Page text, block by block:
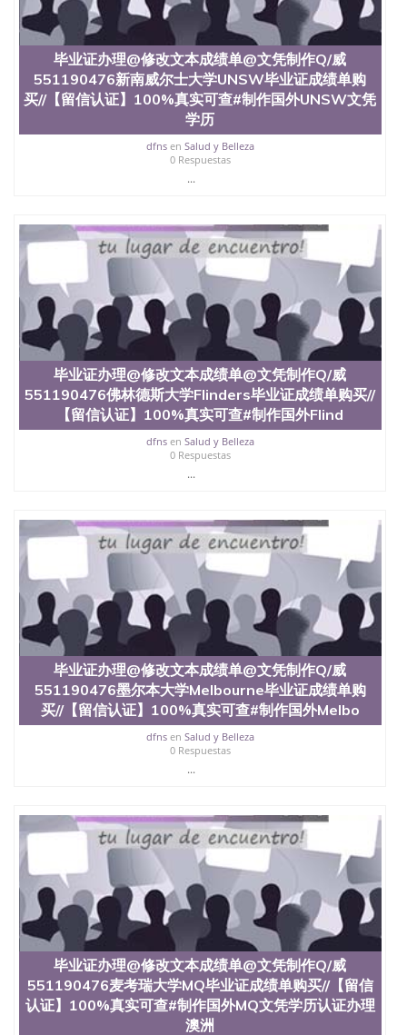
毕业证办理@修改文本成绩单@文凭制作Q/威
551190476新南威尔士大学UNSW毕业证成绩单购
买//【留信认证】100%真实可查#制作国外UNSW文凭
学历
dfnsen Salud y Belleza
0 Respuestas
...
毕业证办理@修改文本成绩单@文凭制作Q/威
551190476佛林德斯大学Flinders毕业证成绩单购买//
【留信认证】100%真实可查#制作国外Flind
dfnsen Salud y Belleza
0 Respuestas
...
毕业证办理@修改文本成绩单@文凭制作Q/威
551190476墨尔本大学Melbourne毕业证成绩单购
买//【留信认证】100%真实可查#制作国外Melbo
dfnsen Salud y Belleza
0 Respuestas
...
毕业证办理@修改文本成绩单@文凭制作Q/威
551190476麦考瑞大学MQ毕业证成绩单购买//【留信
认证】100%真实可查#制作国外MQ文凭学历认证办理
澳洲